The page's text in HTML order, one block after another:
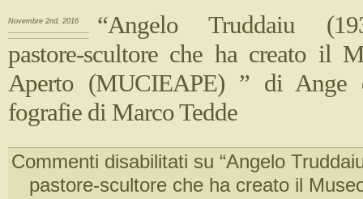
Novembre 2nd, 2016
“Angelo Truddaiu
pastore-scultore che ha creato il
Aperto (MUCIEAPE) ” di Ange
fografie di Marco Tedde
Commenti disabilitati su “Angelo
pastore-scultore che ha creato il